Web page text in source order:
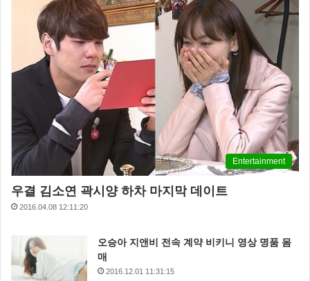
Entertainment
우결 김소연 곽시양 하차 마지막 데이트
2016.04.08 12:11:20
오승아 지앤비 전속 계약 비키니 영상 명품 몸
매
2016.12.01 11:31:15